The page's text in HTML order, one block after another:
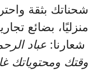
شحناتك بثقة
منزليًا، بضائع
شعارنا: عباد
وقتك ومحتوياتك